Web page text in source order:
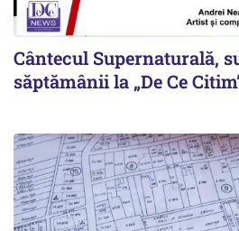
Cântecul Supernaturală,
săptămânii la „De Ce